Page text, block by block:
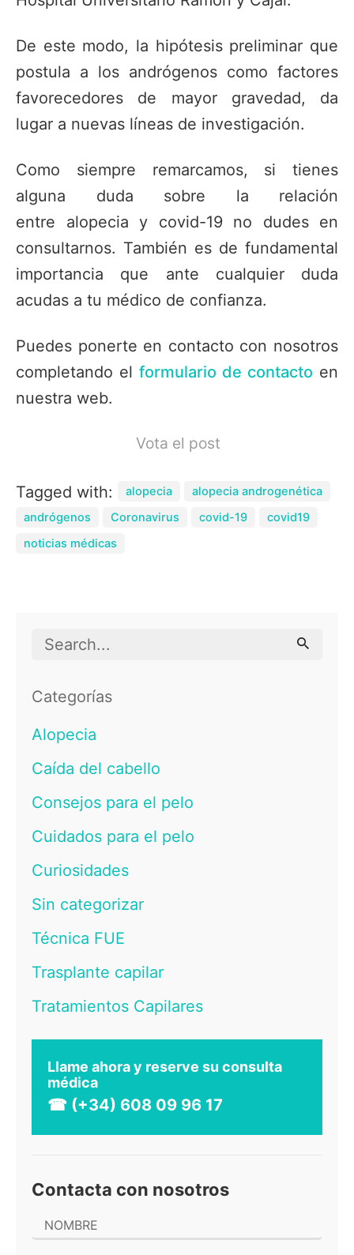
De este modo, la hipótesis preliminar que
postula a los andrógenos como factores
favorecedores de mayor gravedad, da
lugar a nuevas líneas de investigación.
Como siempre remarcamos, si tienes
alguna duda sobre la relación
entre alopecia y covid-19 no dudes en
consultarnos. También es de fundamental
importancia que ante cualquier duda
acudas a tu médico de confianza.
Puedes ponerte en contacto con nosotros
completando el formulario de contacto en
nuestra web.
Vota el post
Tagged with: alopecia
alopecia androgenética
andrógenos
Coronavirus covid-19
covid19
noticias médicas
Search
Categorías
Alopecia
Caída del cabello
Consejos para el pelo
Cuidados para el pelo
Curiosidades
Sin categorizar
Técnica FUE
Trasplante capilar
Tratamientos Capilares
Llame ahora y reserve su consulta
médica
☎ (+34) 608 09 96 17
Contacta con nosotros